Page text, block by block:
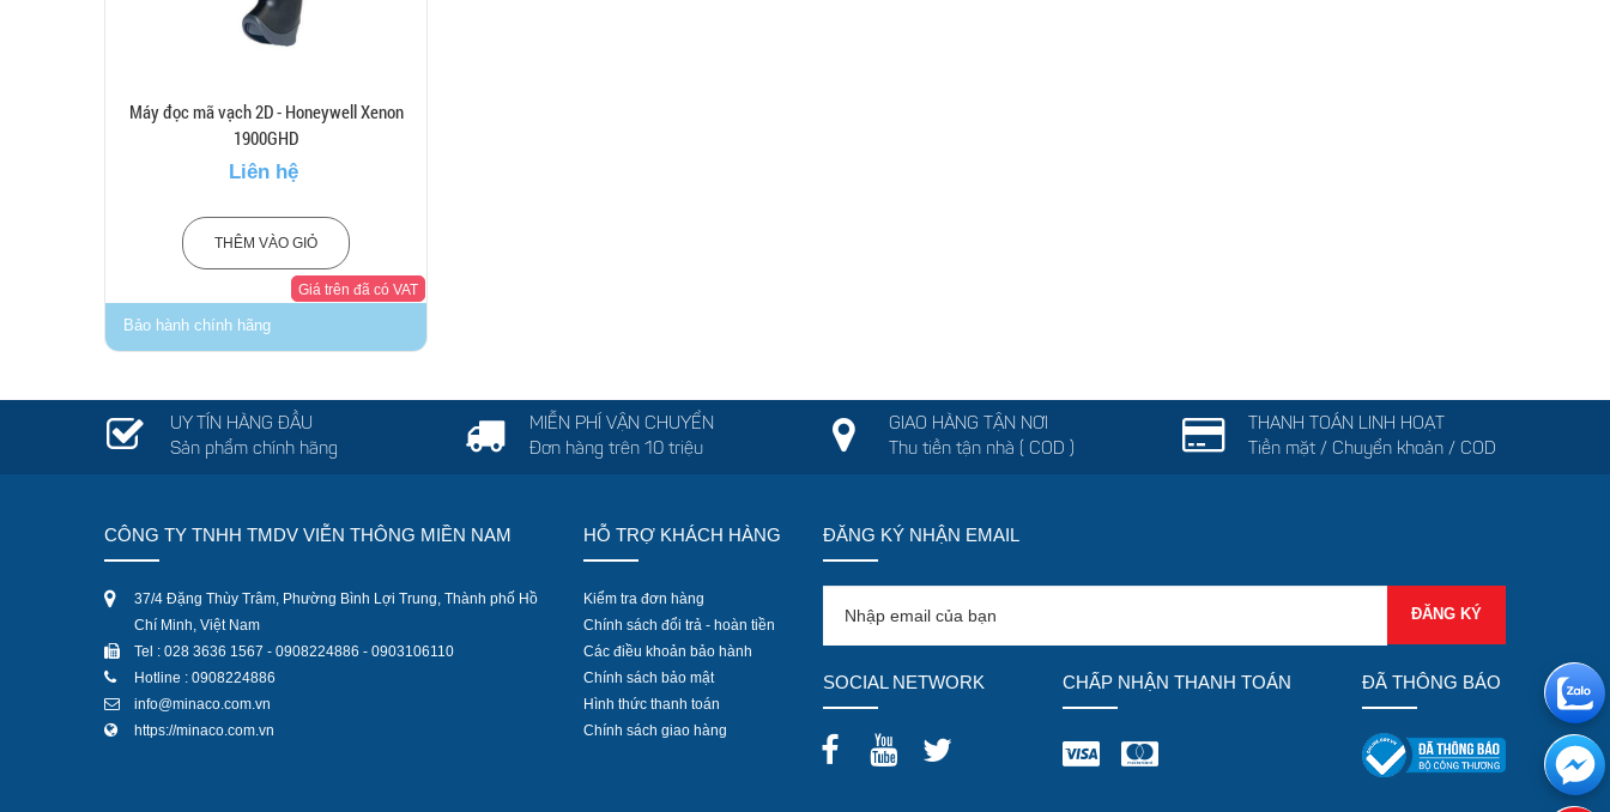
Máy đọc mã vạch 2D - Honeywell Xenon
1900GHD
Liên hệ
THÊM VÀO GIỎ
Bảo hành chính hãng
Giá trên đã có VAT
UY TÍN HÀNG ĐẦU
Sản phẩm chính hãng
MIỄN PHÍ VẬN CHUYỂN
Đơn hàng trên 10 triệu
GIAO HÀNG TẬN NƠI
Thu tiền tận nhà ( COD )
THANH TOÁN LINH HOẠT
Tiền mặt / Chuyển khoản / COD
CÔNG TY TNHH TMDV VIỄN THÔNG MIỀN NAM
37/4 Đặng Thùy Trâm, Phường Bình Lợi Trung, Thành phố Hồ
Chí Minh, Việt Nam
Tel : 028 3636 1567 - 0908224886 - 0903106110
Hotline : 0908224886
info@minaco.com.vn
https://minaco.com.vn
HỖ TRỢ KHÁCH HÀNG
Kiểm tra đơn hàng
Chính sách đổi trả - hoàn tiền
Các điều khoản bảo hành
Chính sách bảo mật
Hình thức thanh toán
Chính sách giao hàng
ĐĂNG KÝ NHẬN EMAIL
SOCIAL NETWORK CHẤP NHẬN THANH TOÁN ĐÃ THÔNG BÁO